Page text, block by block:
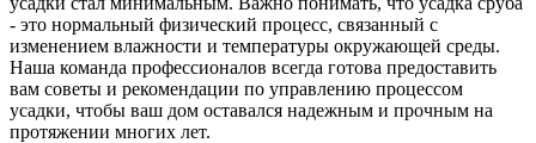
- это нормальный физический процесс, связанный с
изменением влажности и температуры окружающей среды.
Наша команда профессионалов всегда готова предоставить
вам советы и рекомендации по управлению процессом
усадки, чтобы ваш дом оставался надежным и прочным на
протяжении многих лет.